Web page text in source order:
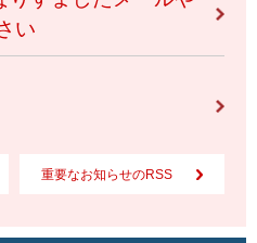
い
重要なお知らせのRSS